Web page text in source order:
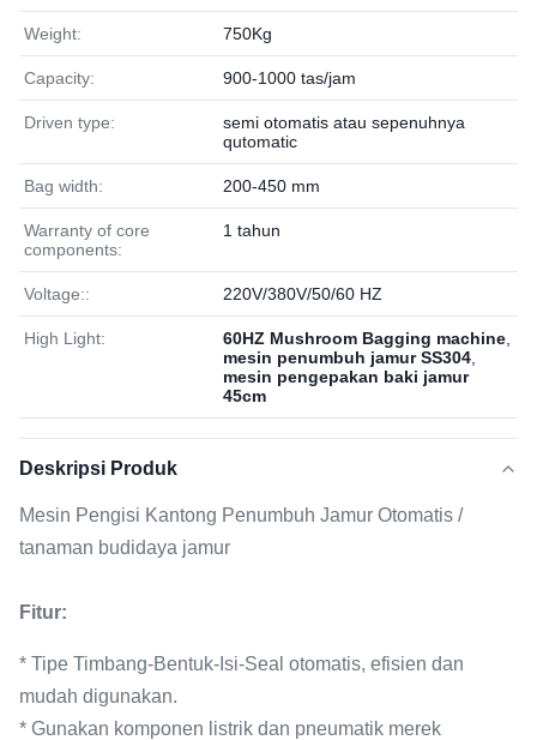
Weight: 750Kg
Capacity: 900-1000 tas/jam
Driven type:
semi otomatis atau sepenuhnya
qutomatic
Bag width: 200-450 mm
Warranty of core
components:
1 tahun
Voltage:: 220V/380V/50/60 HZ
High Light: 60HZ Mushroom Bagging machine
mesin penumbuh jamur SS304
mesin pengepakan baki jamur
45cm
Deskripsi Produk
Mesin Pengisi Kantong Penumbuh Jamur Otomatis /
tanaman budidaya jamur
Fitur:
* Tipe Timbang-Bentuk-Isi-Seal otomatis, efisien dan
mudah digunakan.
* Gunakan komponen listrik dan pneumatik merek